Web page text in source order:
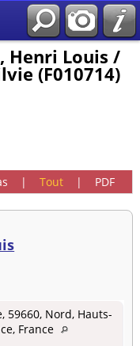
Henri Louis /
(F010714)
| Tout| PDF
59660, Nord, Hauts-
France